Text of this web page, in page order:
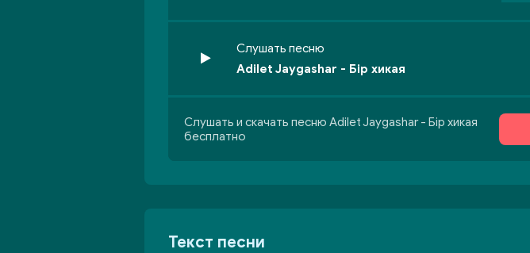
Слушать песню
Adilet Jaygashar - Бір хикая
Слушать и скачать песню Adilet Jaygashar - Бір хикая
бесплатно
Текст песни